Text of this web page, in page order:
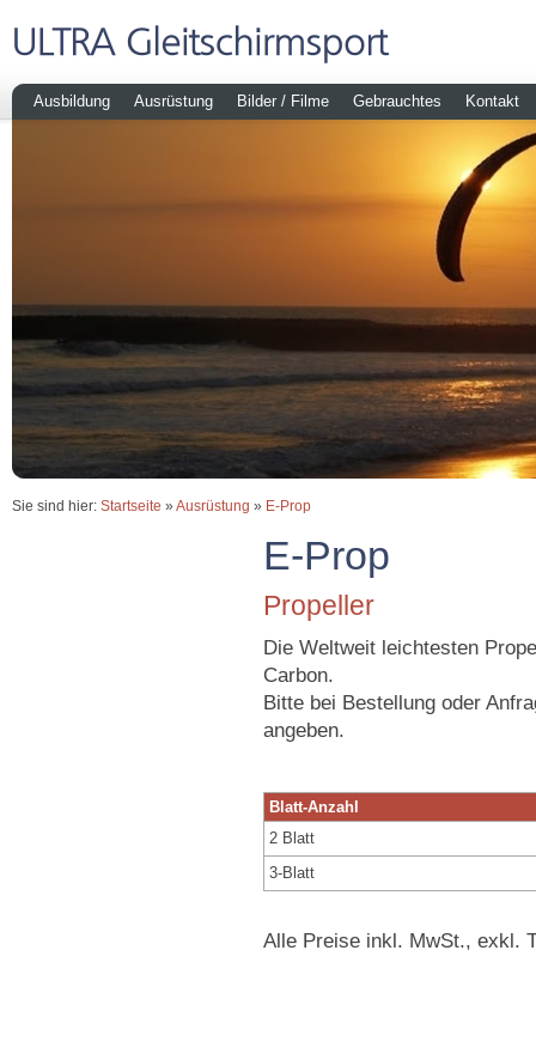
Ausbildung Ausrüstung Bilder / Filme Gebrauchtes Kontakt
Sie sind hier: Startseite » Ausrüstung » E-Prop
E-Prop
Propeller
Die Weltweit leichtesten
Carbon.
Bitte bei Bestellung oder
angeben.
Blatt-Anzahl
2 Blatt
3-Blatt
Alle Preise inkl. MwSt., exkl.